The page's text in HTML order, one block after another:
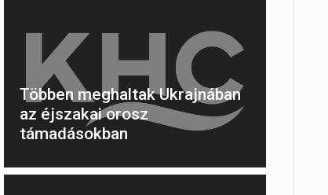
Többen meghaltak Ukrajnában
az éjszakai orosz
támadásokban